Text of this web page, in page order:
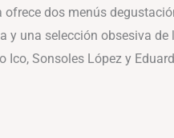
dos menús
y una selección obsesiva
Ico, Sonsoles López y